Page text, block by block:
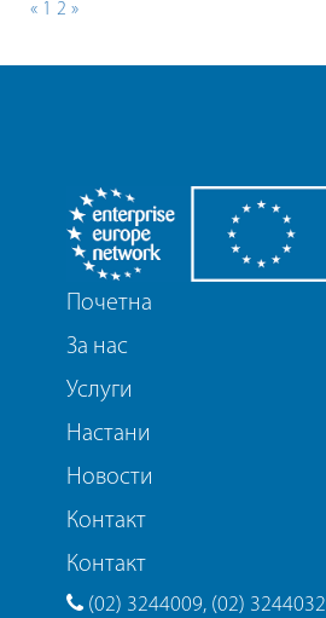
« 1 2 »
Почетна
За нас
Услуги
Настани
Новости
Контакт
Контакт
(02) 3244009, (02) 3244032